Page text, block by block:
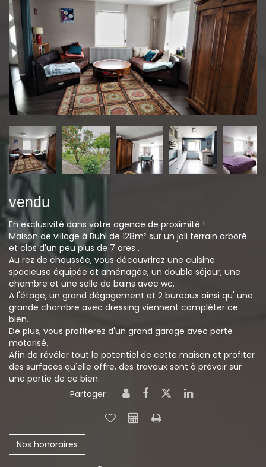
vendu
En exclusivité dans votre agence de proximité !
Maison de village à Buhl de 128m² sur un joli terrain arboré
et clos d'un peu plus de 7 ares .
Au rez de chaussée, vous découvrirez une cuisine
spacieuse équipée et aménagée, un double séjour, une
chambre et une salle de bains avec wc.
A l'étage, un grand dégagement et 2 bureaux ainsi qu' une
grande chambre avec dressing viennent compléter ce
bien.
De plus, vous profiterez d'un grand garage avec porte
motorisé.
Afin de révéler tout le potentiel de cette maison et profiter
des surfaces qu'elle offre, des travaux sont à prévoir sur
une partie de ce bien.
Partager :
Nos honoraires